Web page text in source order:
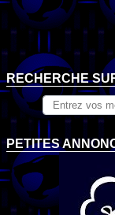
RECHERCHE
PETITES